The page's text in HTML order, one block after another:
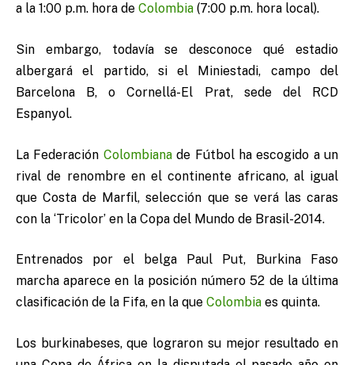
a la 1:00 p.m. hora de Colombia (7:00 p.m. hora local).
Sin embargo, todavía se desconoce qué estadio
albergará el partido, si el Miniestadi, campo del
Barcelona B, o Cornellá-El Prat, sede del RCD
Espanyol.
La Federación Colombianade Fútbol ha escogido a un
rival de renombre en el continente africano, al igual
que Costa de Marfil, selección que se verá las caras
con la ‘Tricolor’ en la Copa del Mundo de Brasil-2014.
Entrenados por el belga Paul Put, Burkina Faso
marcha aparece en la posición número 52 de la última
clasificación de la Fifa, en la que Colombia es quinta.
Los burkinabeses, que lograron su mejor resultado en